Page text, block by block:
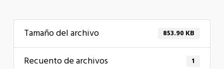
Tamaño del archivo 853.90 KB
Recuento de archivos 1